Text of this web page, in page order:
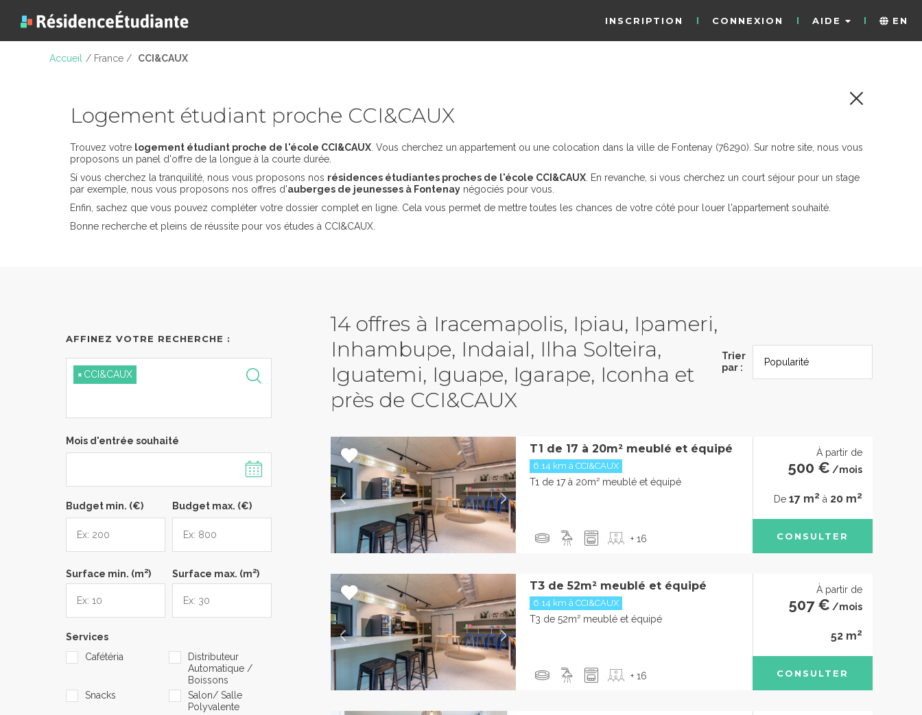
INSCRIPTION CONNEXION AIDE EN
Accueil / France / CCI&CAUX
Logement étudiant proche CCI&CAUX
Trouvez votre logement étudiant proche de l'école CCI&CAUX . Vous cherchez un appartement ou une colocation dans la ville de Fontenay (76290). Sur notre site, nous vous
proposons un panel d'offre de la longue à la courte durée.
Si vous cherchez la tranquilité, nous vous proposons nos résidences étudiantes proches de l'école CCI&CAUX . En revanche, si vous cherchez un court séjour pour un stage
par exemple, nous vous proposons nos offres d'auberges de jeunesses à Fontenay négociés pour vous.
Enfin, sachez que vous pouvez compléter votre dossier complet en ligne. Cela vous permet de mettre toutes les chances de votre côté pour louer l'appartement souhaité.
Bonne recherche et pleins de réussite pour vos études à CCI&CAUX.
14 offres à Iracemapolis, Ipiau, Ipameri,
Inhambupe, Indaial, Ilha Solteira,
Iguatemi, Iguape, Igarape, Iconha et
près de CCI&CAUX
Trier
par :
T1 de 17 à 20m² meublé et équipé
6.14 km à CCI&CAUX
T1 de 17 à 20m² meublé et équipé
+ 16
À partir de
500 € /mois
De 17 m2 à 20 m2
CONSULTER
T3 de 52m² meublé et équipé
6.14 km à CCI&CAUX
T3 de 52m² meublé et équipé
+ 16
À partir de
507 € /mois
52 m2
CONSULTER
AFFINEZ VOTRE RECHERCHE :
× CCI&CAUX
Mois d'entrée souhaité
Budget min. (€) Budget max. (€)
Surface min. (m2) Surface max. (m2)
Services
Cafétéria
Distributeur
Automatique /
Boissons
Snacks
Salon/ Salle
Polyvalente